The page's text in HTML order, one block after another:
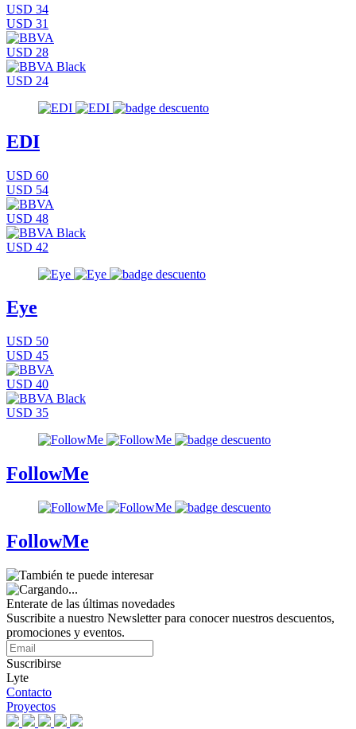
USD 34
USD 31
USD 28
USD 24
EDI
USD 60
USD 54
USD 48
USD 42
Eye
USD 50
USD 45
USD 40
USD 35
FollowMe
FollowMe
Enterate de las últimas novedades
Suscribite a nuestro Newsletter para conocer nuestros descuentos,
promociones y eventos.
Suscribirse
Lyte
Contacto
Proyectos